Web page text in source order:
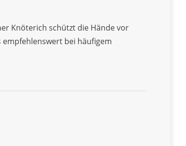
Knöterich schützt die Hände vor
bei häufigem